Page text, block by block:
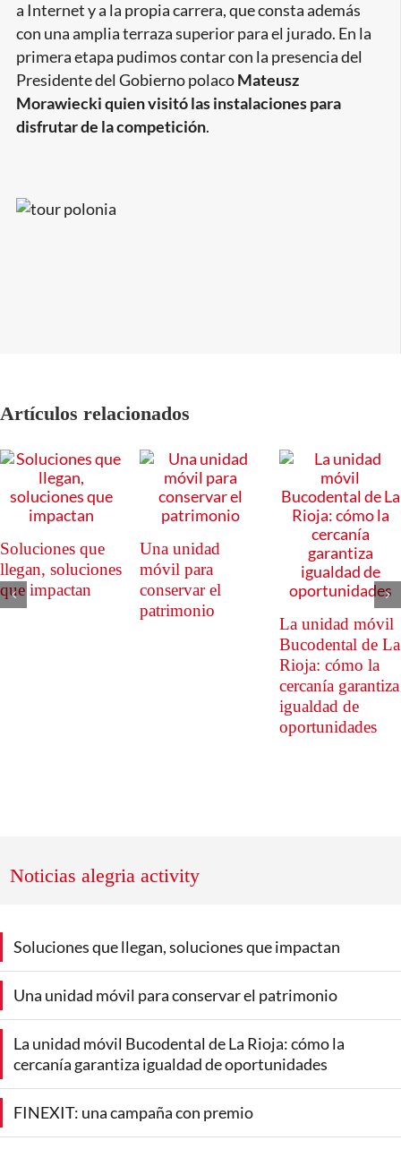
a Internet y a la propia carrera, que consta además
con una amplia terraza superior para el jurado. En la
primera etapa pudimos contar con la presencia del
Presidente del Gobierno polacoMateusz
Morawiecki quien visitó las instalaciones para
disfrutar de la competición.
Artículos relacionados
Soluciones que
llegan, soluciones
que impactan
Una unidad
móvil para
conservar el
patrimonio
La unidad móvil
Bucodental de La
Rioja: cómo la
cercanía garantiza
igualdad de
oportunidades
Noticias alegria activity
Soluciones que llegan, soluciones que impactan
Una unidad móvil para conservar el patrimonio
La unidad móvil Bucodental de La Rioja: cómo la
cercanía garantiza igualdad de oportunidades
FINEXIT: una campaña con premio